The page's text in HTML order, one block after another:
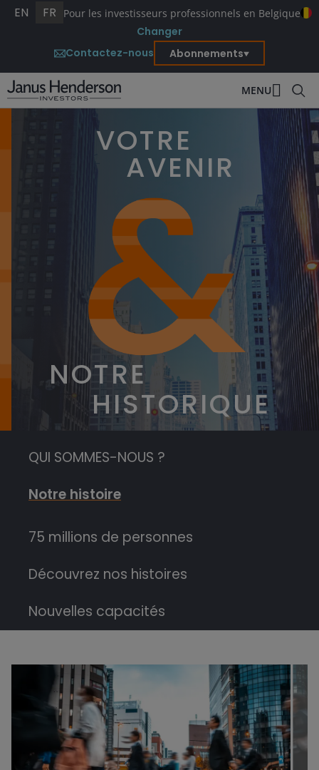
EN FR Pour les investisseurs professionnels en Belgique
Changer
Contactez-nous
Abonnements
MENU
VOTRE
AVENIR
NOTRE
HISTORIQUE
QUI SOMMES-NOUS ?
Notre histoire
75 millions de personnes
Découvrez nos histoires
Nouvelles capacités